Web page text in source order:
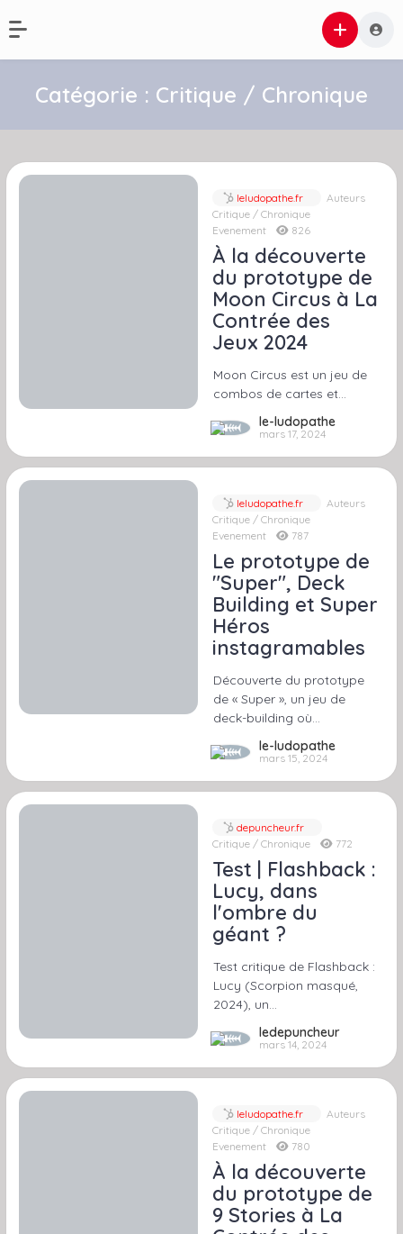
Catégorie : Critique / Chronique
leludopathe.fr
Auteurs
Critique / Chronique
Evenement
826
À la découverte
du prototype de
Moon Circus à La
Contrée des
Jeux 2024
Moon Circus est un jeu de
combos de cartes et…
le-ludopathe
mars 17, 2024
leludopathe.fr
Auteurs
Critique / Chronique
Evenement
787
Le prototype de
"Super", Deck
Building et Super
Héros
instagramables
Découverte du prototype
de « Super », un jeu de
deck-building où…
le-ludopathe
mars 15, 2024
depuncheur.fr
Critique / Chronique
772
Test | Flashback :
Lucy, dans
l'ombre du
géant ?
Test critique de Flashback :
Lucy (Scorpion masqué,
2024), un…
ledepuncheur
mars 14, 2024
leludopathe.fr
Auteurs
Critique / Chronique
Evenement
780
À la découverte
du prototype de
9 Stories à La